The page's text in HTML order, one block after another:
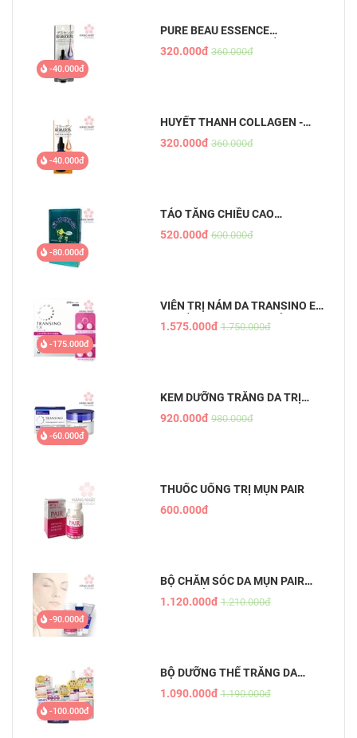
-40.000đ
PURE BEAU ESSENCE
PLACENTA - TINH CHẤT NHAU
THAI
320.000đ 360.000đ
-40.000đ
HUYẾT THANH COLLAGEN -
PURE BEAU ESSENCE
320.000đ 360.000đ
-80.000đ
TẢO TĂNG CHIỀU CAO
SHINSHIN KAKUMEI
520.000đ 600.000đ
-175.000đ
VIÊN TRỊ NÁM DA TRANSINO EX
- CHỐNG NÁM HIỆU QUẢ, AN
TOÀN
1.575.000đ 1.750.000đ
-60.000đ
KEM DƯỠNG TRẮNG DA TRỊ
NÁM ĐÊM TRANSINO
WHITENING REPAIR CREAM EX
920.000đ 980.000đ
THUỐC UỐNG TRỊ MỤN PAIR
600.000đ
-90.000đ
BỘ CHĂM SÓC DA MỤN PAIR
NHẬT BẢN
1.120.000đ 1.210.000đ
-100.000đ
BỘ DƯỠNG THỂ TRẮNG DA
WHITE CONC
1.090.000đ 1.190.000đ